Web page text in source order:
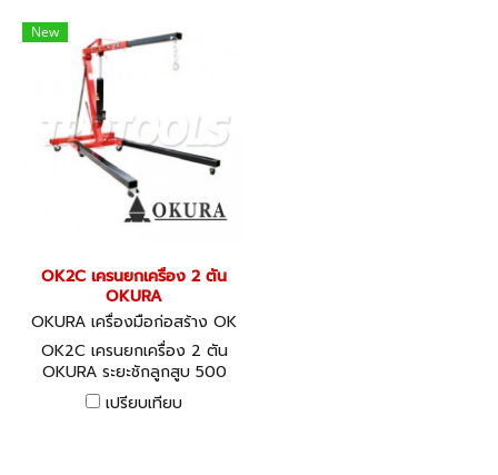
New
OK2C เครนยกเครื่อง 2 ตัน
OKURA
OKURA เครื่องมือก่อสร้าง OK
2C
OK2C เครนยกเครื่อง 2 ตัน
OKURA ระยะชักลูกสูบ 500
มม.
เปรียบเทียบ